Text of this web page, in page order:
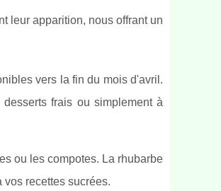
leur apparition, nous offrant un
vers la fin du mois d'avril.
frais ou simplement à
ou les compotes. La rhubarbe
recettes sucrées.